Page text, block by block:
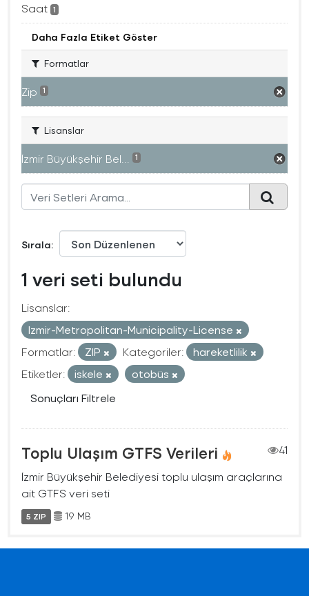
Saat 1
Daha Fazla Etiket Göster
Formatlar
Zip 1
Lisanslar
İzmir Büyükşehir Bel... 1
Sırala
1 veri seti bulundu
Lisanslar:
Izmir-Metropolitan-Municipality-License
Formatlar:
ZIP Kategoriler:
hareketlilik
Etiketler:
iskele
otobüs
Sonuçları Filtrele
Toplu Ulaşım GTFS Verileri
41
İzmir Büyükşehir Belediyesi toplu ulaşım araçlarına
ait GTFS veri seti
5 ZIP 19 MB